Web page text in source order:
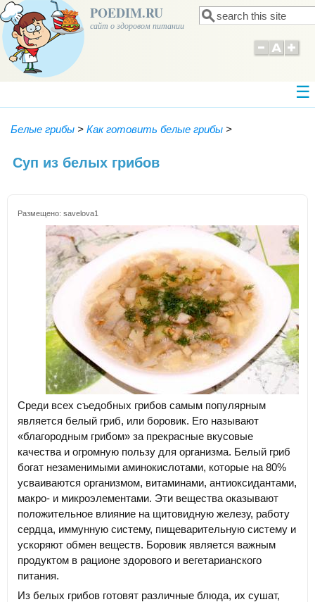
POEDIM.RU
сайт о здоровом питании Форма поиска
Поиск
Белые грибы > Как готовить белые грибы >
Суп из белых грибов
Размещено: savelova1
Среди всех съедобных грибов самым популярным
является белый гриб, или боровик. Его называют
«благородным грибом» за прекрасные вкусовые
качества и огромную пользу для организма. Белый гриб
богат незаменимыми аминокислотами, которые на 80%
усваиваются организмом, витаминами, антиоксидантами,
макро- и микроэлементами. Эти вещества оказывают
положительное влияние на щитовидную железу, работу
сердца, иммунную систему, пищеварительную систему и
ускоряют обмен веществ. Боровик является важным
продуктом в рационе здорового и вегетарианского
питания.
Из белых грибов готовят различные блюда, их сушат,